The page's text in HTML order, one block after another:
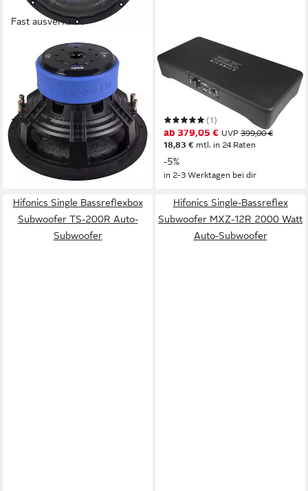
Fast ausverkauft
HIFONICS
ZRX12D2 30cm Subwoofer
ZEUS 2000 Watt max. Auto-
Subwoofer
1000 W Gesamtleistung
10,91 kg Gewicht
(1)
279,00 €
13,86 € mtl. in 24 Raten
in 2-3 Werktagen bei dir
HIFONICS
ZRX220A 2 x 20 cm (8)
Aktiv-Dual-
BassreSubwoofer Auto-
Gesamtleistung
Gewicht
(1)
ab 379,05 € UVP 399,00 €
18,83 € mtl. in 24 Raten
-5%
in 2-3 Werktagen bei dir
Hifonics Single Bassreflexbox
Subwoofer TS-200R Auto-
Subwoofer
Hifonics Single-Bassreflex
Subwoofer MXZ-12R 2000 Watt
Auto-Subwoofer